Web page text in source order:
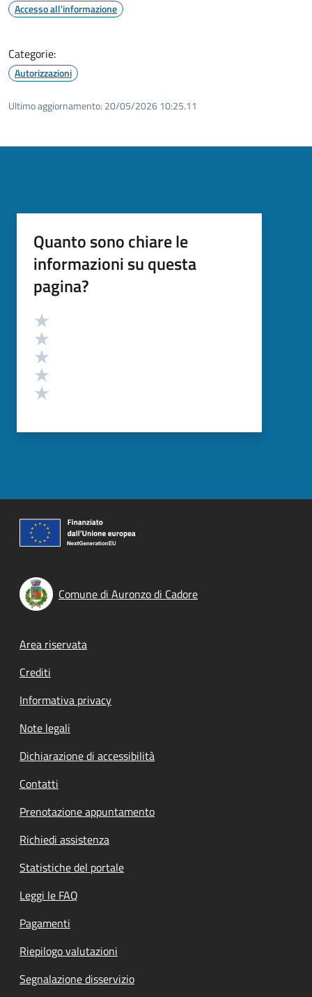
Accesso all'informazione
Categorie:
Autorizzazioni
Ultimo aggiornamento: 20/05/2026 10:25.11
Quanto sono chiare le
informazioni su questa
pagina?
Valutazione
Comune di Auronzo di Cadore
Footer menu
Area riservata
Crediti
Informativa privacy
Note legali
Dichiarazione di accessibilità
Contatti
Prenotazione appuntamento
Richiedi assistenza
Statistiche del portale
Leggi le FAQ
Pagamenti
Riepilogo valutazioni
Segnalazione disservizio